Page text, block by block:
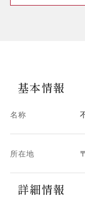
基本情報
名称
所在地
詳細情報